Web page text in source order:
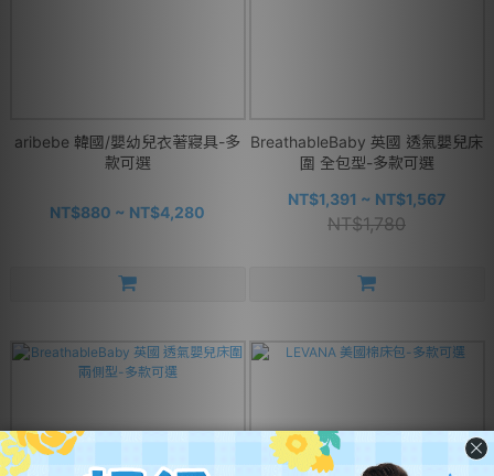
aribebe 韓國/嬰幼兒衣著寢具-多
款可選
NT$880 ~ NT$4,280
BreathableBaby 英國 透氣嬰兒床
圍 全包型-多款可選
NT$1,391 ~ NT$1,567
NT$1,780